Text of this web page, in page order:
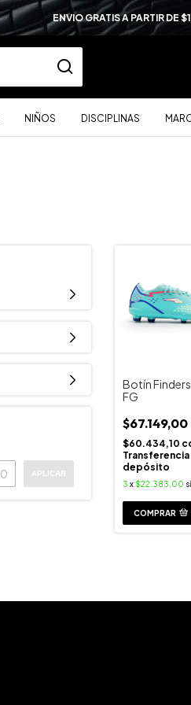
ENVIO GRATIS A PARTIR DE
NIÑOS DISCIPLINAS
APLICAR
Botín
FG
$67.149,00
$60.434,10
Transferencia
depósito
3 x $22.383,00
COMPRAR